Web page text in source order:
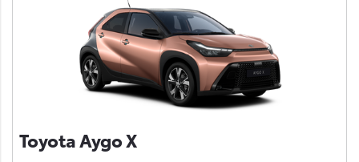
Toyota Aygo X